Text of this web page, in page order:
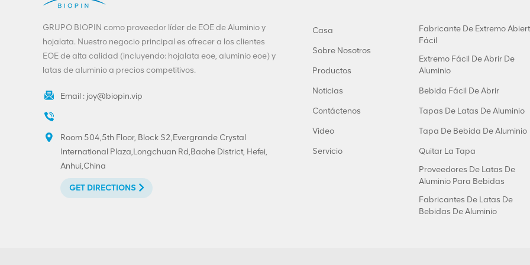
de aluminio
401#99mm
VIEW DETAILS
extremos de bebidas-
cerveza de jugo
de hojalata y aluminio
de 300 # 73 mm con
impresión
personalizada
VIEW DETAILS
GRUPO BIOPIN como proveedor líder de EOE de Aluminio y
hojalata. Nuestro negocio principal es ofrecer a los clientes
EOE de alta calidad (incluyendo: hojalata eoe, aluminio eoe) y
latas de aluminio a precios competitivos.
Email : joy@biopin.vip
Room 504,5th Floor, Block S2,Evergrande Crystal
International Plaza,Longchuan Rd,Baohe District, Hefei,
Anhui,China
GET DIRECTIONS
Casa
Sobre Nosotros
Productos
Noticias
Contáctenos
Video
Servicio
Fabricante De Extremo
Fácil
Extremo Fácil De Abrir De
Aluminio
Bebida Fácil De Abrir
Tapas De Latas De Aluminio
Tapa De Bebida De Aluminio
Quitar La Tapa
Proveedores De Latas De
Aluminio Para Bebidas
Fabricantes De Latas De
Bebidas De Aluminio